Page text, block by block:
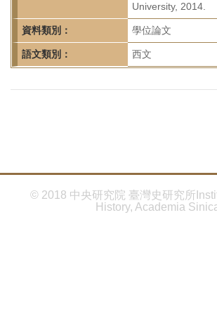
首
頁
University, 2014.
資料類別： 學位論文
語文類別： 西文
© 2018 中央研究院 臺灣史研究所
History, Academia